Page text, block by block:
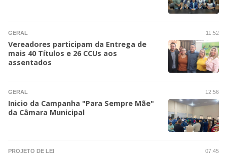
11:52
GERAL
Vereadores participam da Entrega de
mais 40 Títulos e 26 CCUs aos
assentados
12:56
GERAL
Inicio da Campanha "Para Sempre Mãe"
da Câmara Municipal
07:45
PROJETO DE LEI